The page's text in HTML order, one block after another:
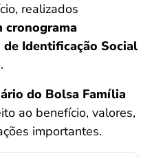
realizados
cronograma
Identificação Social
do Bolsa Família
ao benefício, valores,
importantes.